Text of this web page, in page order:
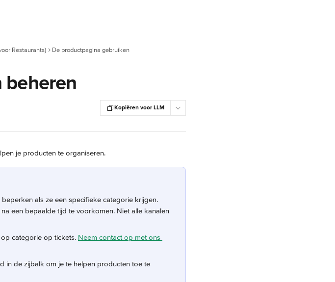
Restaurants)
De productpagina gebruiken
beheren
Kopiëren voor LLM
je producten te organiseren.
als ze een specifieke categorie krijgen.
een bepaalde tijd te voorkomen. Niet alle kanalen
categorie op tickets. Neem contact op met ons
in de zijbalk om je te helpen producten toe te